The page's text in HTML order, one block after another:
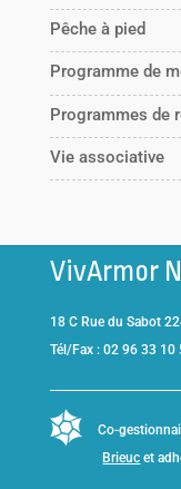
Pêche à pied
Programme de
Programmes de
Vie associative
VivArmor
18 C Rue du Sabot
Tél/Fax : 02 96 33 10
Co-
Brieuc et